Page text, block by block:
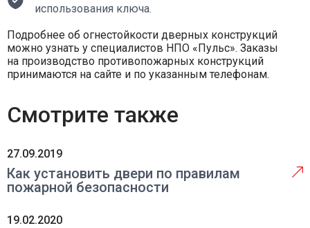
использования ключа.
Подробнее об огнестойкости дверных конструкций
можно узнать у специалистов НПО «Пульс». Заказы
на производство противопожарных конструкций
принимаются на сайте и по указанным телефонам.
Смотрите также
27.09.2019
Как установить двери по правилам
пожарной безопасности
19.02.2020